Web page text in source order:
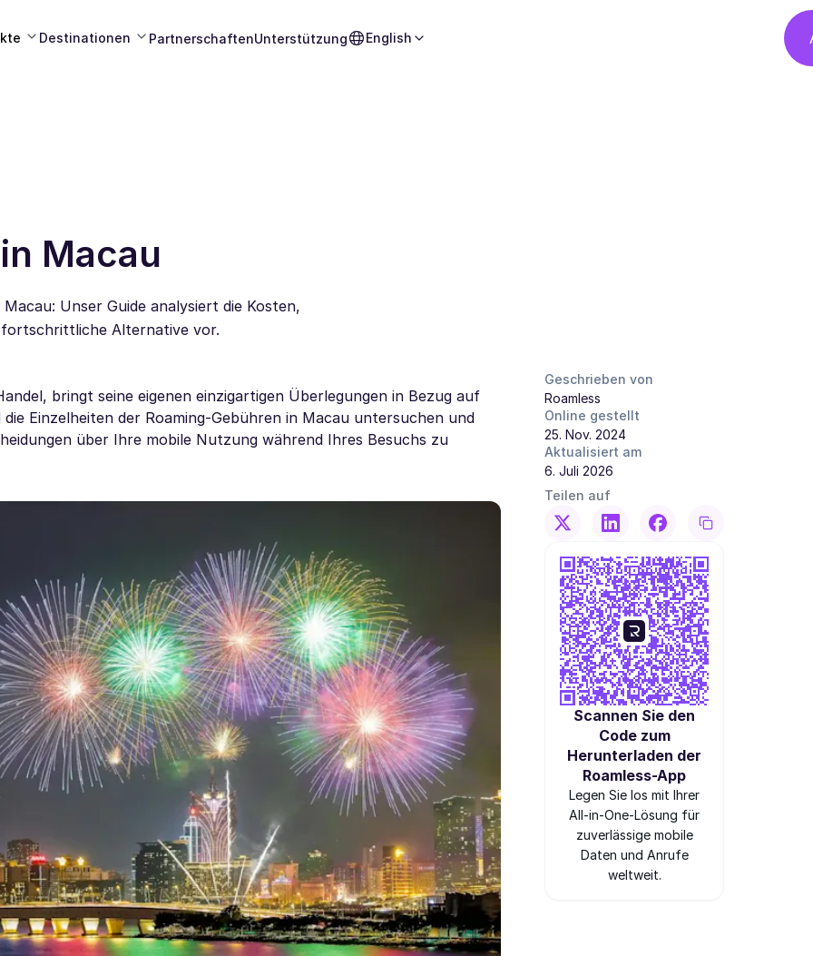
Destinationen PartnerschaftenUnterstützung English
Macau
Unser Guide analysiert die Kosten,
Alternative vor.
bringt seine eigenen einzigartigen Überlegungen in Bezug auf
Einzelheiten der Roaming-Gebühren in Macau untersuchen und
über Ihre mobile Nutzung während Ihres Besuchs zu
Geschrieben von
Roamless
Online gestellt
25. Nov. 2024
Aktualisiert am
6. Juli 2026
Teilen auf
Scannen Sie den
Code zum
Herunterladen der
Roamless-App
Legen Sie los mit Ihrer
All-in-One-Lösung für
zuverlässige mobile
Daten und Anrufe
weltweit.